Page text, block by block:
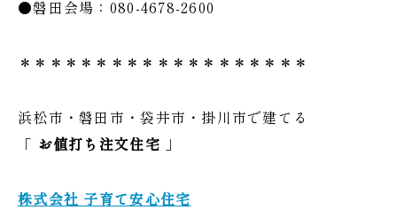
●磐田会場：080-4678-2600
＊＊＊＊＊＊＊＊＊＊＊＊＊＊＊＊＊＊＊
浜松市・磐田市・袋井市・掛川市で建てる
「 お値打ち注文住宅 」
株式会社 子育て安心住宅